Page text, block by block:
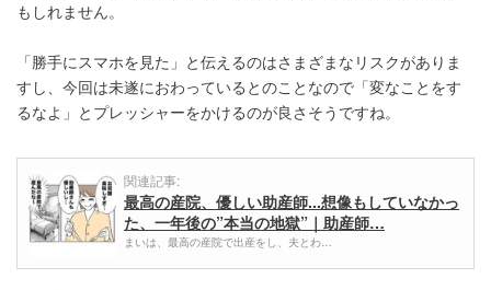
もしれません。
「勝手にスマホを見た」と伝えるのはさまざまなリスクがありま
すし、今回は未遂におわっているとのことなので「変なことをす
るなよ」とプレッシャーをかけるのが良さそうですね。
関連記事:
最高の産院、優しい助産師...想像もしていなかっ
た、一年後の”本当の地獄”｜助産師…
まいは、最高の産院で出産をし、夫とわ…